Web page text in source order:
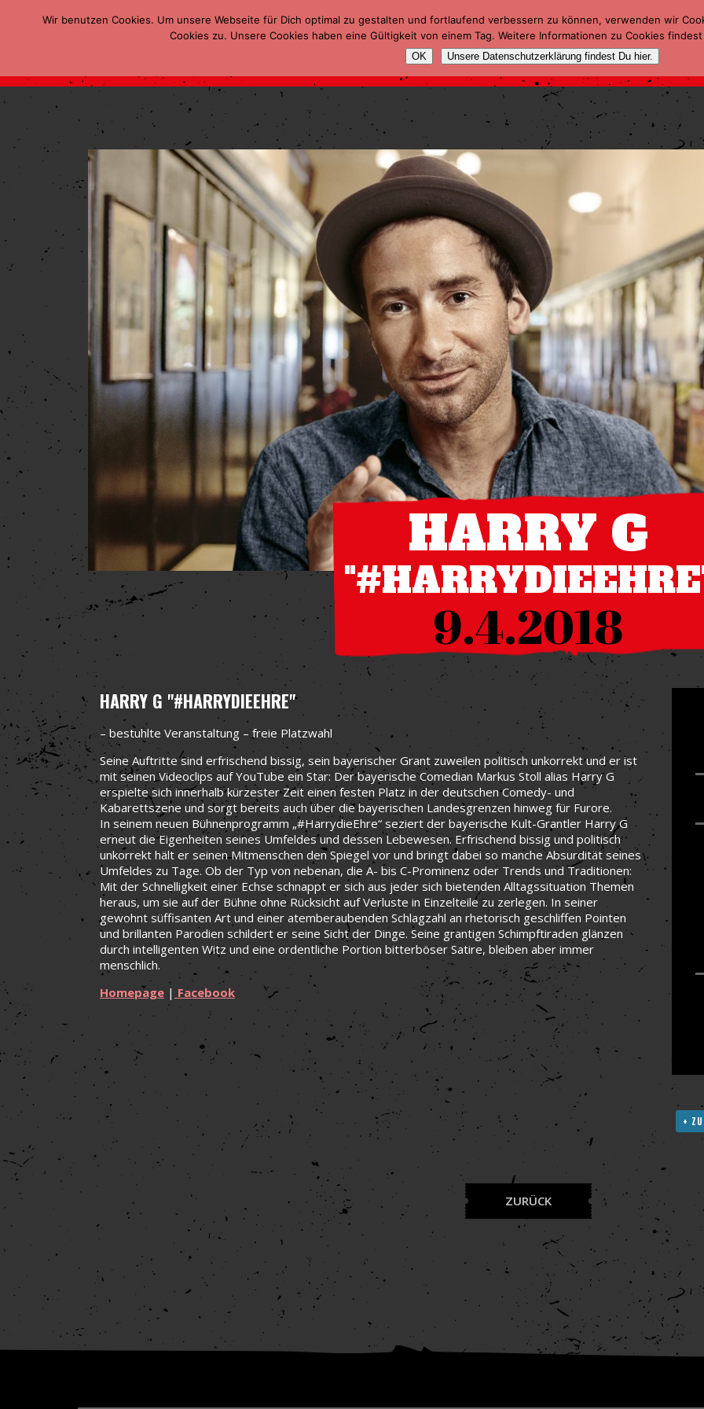
HARRY G
9.4.2018
HARRY G "#HARRYDIEEHRE"
– bestuhlte Veranstaltung – freie Platzwahl
Seine Auftritte sind erfrischend bissig, sein bayerischer Grant zuweilen politisch unkorrekt und er ist
mit seinen Videoclips auf YouTube ein Star: Der bayerische Comedian Markus Stoll alias Harry G
erspielte sich innerhalb kürzester Zeit einen festen Platz in der deutschen Comedy- und
Kabarettszene und sorgt bereits auch über die bayerischen Landesgrenzen hinweg für Furore.
In seinem neuen Bühnenprogramm „#HarrydieEhre“ seziert der bayerische Kult-Grantler Harry G
erneut die Eigenheiten seines Umfeldes und dessen Lebewesen. Erfrischend bissig und politisch
unkorrekt hält er seinen Mitmenschen den Spiegel vor und bringt dabei so manche Absurdität seines
Umfeldes zu Tage. Ob der Typ von nebenan, die A- bis C-Prominenz oder Trends und Traditionen:
Mit der Schnelligkeit einer Echse schnappt er sich aus jeder sich bietenden Alltagssituation Themen
heraus, um sie auf der Bühne ohne Rücksicht auf Verluste in Einzelteile zu zerlegen. In seiner
gewohnt süffisanten Art und einer atemberaubenden Schlagzahl an rhetorisch geschliffen Pointen
und brillanten Parodien schildert er seine Sicht der Dinge. Seine grantigen Schimpftiraden glänzen
durch intelligenten Witz und eine ordentliche Portion bitterböser Satire, bleiben aber immer
menschlich.
Homepage | Facebook
+
ZURÜCK
Wir benutzen Cookies. Um unsere Webseite für Dich optimal zu gestalten und fortlaufend verbessern zu können, verwenden wir
Cookies zu. Unsere Cookies haben eine Gültigkeit von einem Tag. Weitere Informationen zu Cookies
OK Unsere Datenschutzerklärung findest Du hier.